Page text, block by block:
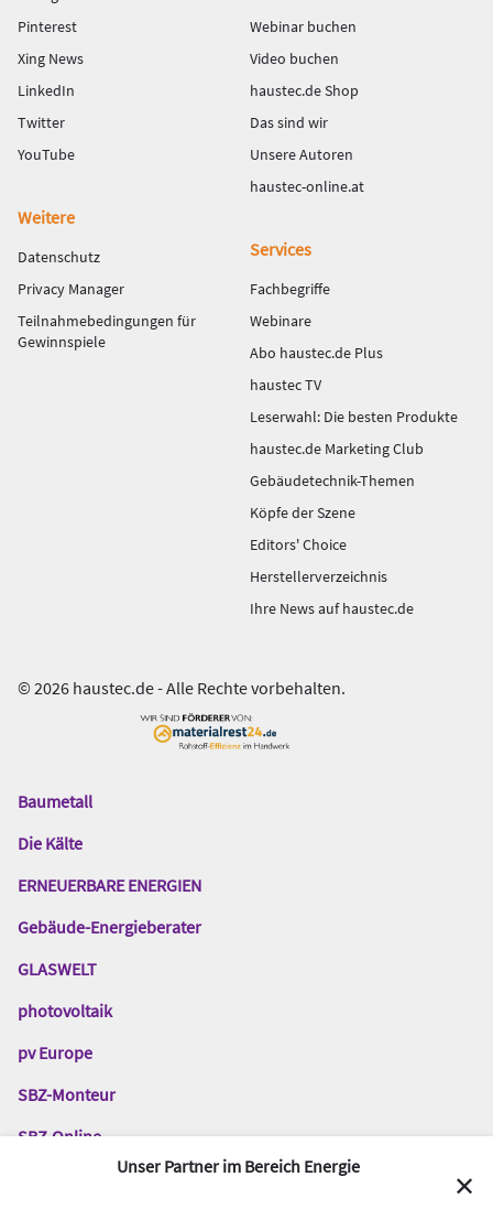
Pinterest
Xing News
LinkedIn
Twitter
YouTube
Webinar buchen
Video buchen
haustec.de Shop
Das sind wir
Unsere Autoren
haustec-online.at
Weitere
Datenschutz
Privacy Manager
Teilnahmebedingungen für
Gewinnspiele
Services
Fachbegriffe
Webinare
Abo haustec.de Plus
haustec TV
Leserwahl: Die besten Produkte
haustec.de Marketing Club
Gebäudetechnik-Themen
Köpfe der Szene
Editors' Choice
Herstellerverzeichnis
Ihre News auf haustec.de
© 2026 haustec.de - Alle Rechte vorbehalten.
Das
Gentner
Baumetall
Die Kälte
ERNEUERBARE ENERGIEN
Gebäude-Energieberater
GLASWELT
photovoltaik
pv Europe
SBZ-Monteur
SBZ-Online
TGA-Fachplaner
Unser Partner im Bereich Energie
✕